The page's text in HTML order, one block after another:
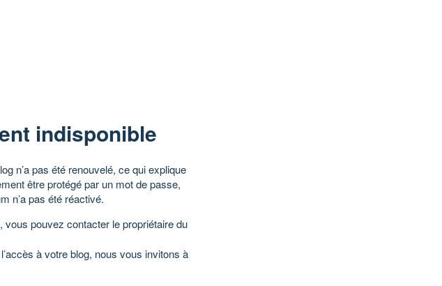
indisponible
n’a pas été renouvelé, ce qui explique
être protégé par un mot de passe,
n’a pas été réactivé.
pouvez contacter le propriétaire du
à votre blog, nous vous invitons à